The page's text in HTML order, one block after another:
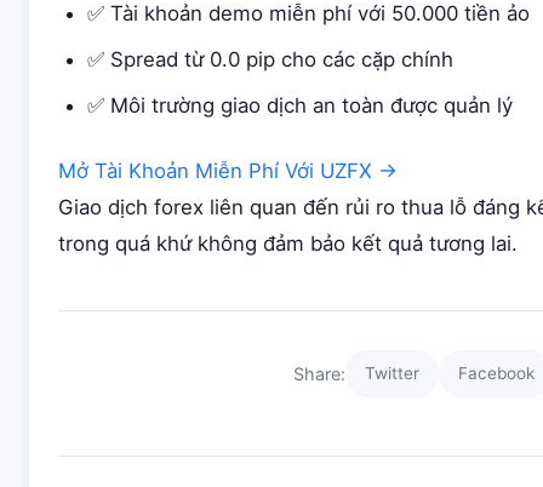
✅ Tài khoản demo miễn phí với 50.000 tiền ảo
✅ Spread từ 0.0 pip cho các cặp chính
✅ Môi trường giao dịch an toàn được quản lý
Mở Tài Khoản Miễn Phí Với UZFX →
Giao dịch forex liên quan đến rủi ro thua lỗ đáng
trong quá khứ không đảm bảo kết quả tương lai.
Share: Twitter Facebook